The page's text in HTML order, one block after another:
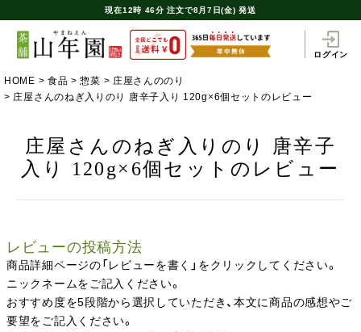
現在12時 46分 注文で8月7日(金) 発送
ログイン
HOME 食品 惣菜
庄屋さんののり
庄屋さんのねぎ入りのり 唐辛子入り 120g×6個セットのレビュー
庄屋さんのねぎ入りのり 唐辛子
入り 120g×6個セットのレビュー
レビューの投稿方法
商品詳細ページの「レビューを書く」をクリックしてください。
ニックネームをご記入ください。
おすすめ度を5段階から選択していただき、本文に商品の感想やご
要望をご記入ください。